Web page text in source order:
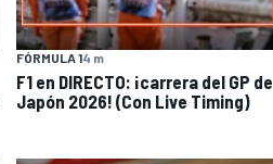
FÓRMULA 14 m
F1 en DIRECTO: ¡carrera del GP de
Japón 2026! (Con Live Timing)